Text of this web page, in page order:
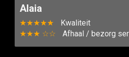
Alaia
★★★★★
Kwaliteit
★★★ ☆☆
Afhaal / bezorg